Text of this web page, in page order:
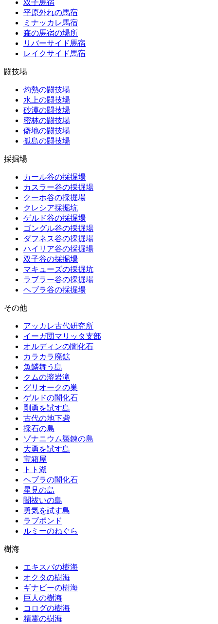
双子馬宿
平原外れの馬宿
ミナッカレ馬宿
森の馬宿の場所
リバーサイド馬宿
レイクサイド馬宿
闘技場
灼熱の闘技場
水上の闘技場
砂漠の闘技場
密林の闘技場
僻地の闘技場
孤島の闘技場
採掘場
カール谷の採掘場
カスラー谷の採掘場
クーホ谷の採掘場
クレシア採掘坑
ゲルド谷の採掘場
ゴングル谷の採掘場
ダフネス谷の採掘場
ハイリア谷の採掘場
双子谷の採掘場
マキューズの採掘坑
ラブラー谷の採掘場
ヘブラ谷の採掘場
その他
アッカレ古代研究所
イーガ団マリッタ支部
オルディンの闇化石
カラカラ廃鉱
魚鱗舞う島
クムの溶岩滝
グリオークの巣
ゲルドの闇化石
剛勇を試す島
古代の地下砦
採石の島
ゾナニウム製錬の島
大勇を試す島
宝箱屋
トト湖
ヘブラの闇化石
星見の島
闇祓いの島
勇気を試す島
ラブポンド
ルミーのねぐら
樹海
エキスパの樹海
オクタの樹海
ギナビーの樹海
巨人の樹海
コログの樹海
精霊の樹海